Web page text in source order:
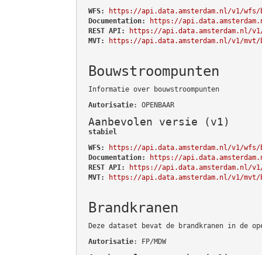
WFS:
https://api.data.amsterdam.nl/v1/wfs/
Documentation:
https://
REST API:
https://api.data.amsterdam.nl/
MVT:
https://api.data.amsterdam.nl/v1/mvt/
Bouwstroompunten
Informatie over bouwstroompunten
Autorisatie: OPENBAAR
Aanbevolen versie (v1)
stabiel
WFS:
https://api.data.amsterdam.nl/v1/wfs/
Documentation:
https://
REST API:
https://api.data.amsterdam.nl/v1/
MVT:
https://api.data.amsterdam.nl/v1/mvt/
Brandkranen
Deze dataset bevat de brandkranen in de
Autorisatie: FP/MDW